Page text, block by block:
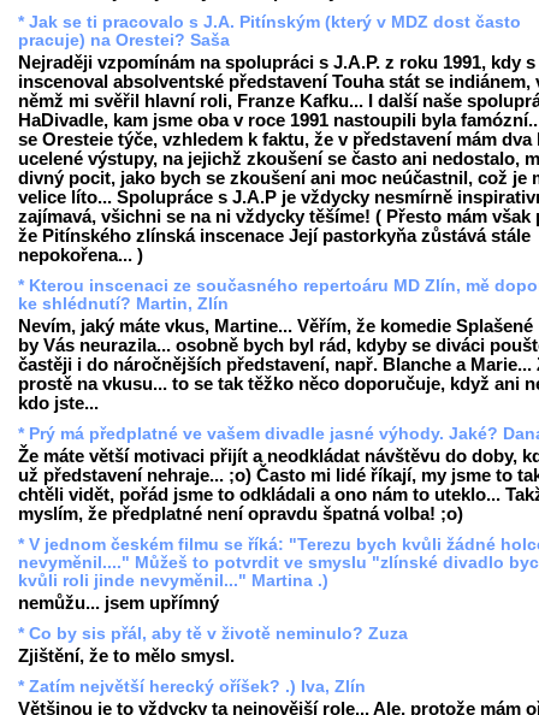
* Jak se ti pracovalo s J.A. Pitínským (který v MDZ dost často
pracuje) na Orestei? Saša
Nejraději vzpomínám na spolupráci s J.A.P. z roku 1991, kdy
inscenoval absolventské představení Touha stát se indiánem,
němž mi svěřil hlavní roli, Franze Kafku... I další naše
HaDivadle, kam jsme oba v roce 1991 nastoupili byla
se Oresteie týče, vzhledem k faktu, že v představení mám dva
ucelené výstupy, na jejichž zkoušení se často ani nedostalo,
divný pocit, jako bych se zkoušení ani moc neúčastnil, což je
velice líto... Spolupráce s J.A.P je vždycky nesmírně
zajímavá, všichni se na ni vždycky těšíme! ( Přesto mám však
že Pitínského zlínská inscenace Její pastorkyňa zůstává stále
nepokořena... )
* Kterou inscenaci ze současného repertoáru MD Zlín, mě
ke shlédnutí? Martin, Zlín
Nevím, jaký máte vkus, Martine... Věřím, že komedie Splašené
by Vás neurazila... osobně bych byl rád, kdyby se diváci
častěji i do náročnějších představení, např. Blanche a Marie...
prostě na vkusu... to se tak těžko něco doporučuje, když ani
kdo jste...
* Prý má předplatné ve vašem divadle jasné výhody. Jaké?
Že máte větší motivaci přijít a neodkládat návštěvu do doby,
už představení nehraje... ;o) Často mi lidé říkají, my jsme to
chtěli vidět, pořád jsme to odkládali a ono nám to uteklo...
myslím, že předplatné není opravdu špatná volba! ;o)
* V jednom českém filmu se říká: "Terezu bych kvůli žádné
nevyměnil...." Můžeš to potvrdit ve smyslu "zlínské divadlo
kvůli roli jinde nevyměnil..." Martina .)
nemůžu... jsem upřímný
* Co by sis přál, aby tě v životě neminulo? Zuza
Zjištění, že to mělo smysl.
* Zatím největší herecký oříšek? .) Iva, Zlín
Většinou je to vždycky ta nejnovější role... Ale, protože mám